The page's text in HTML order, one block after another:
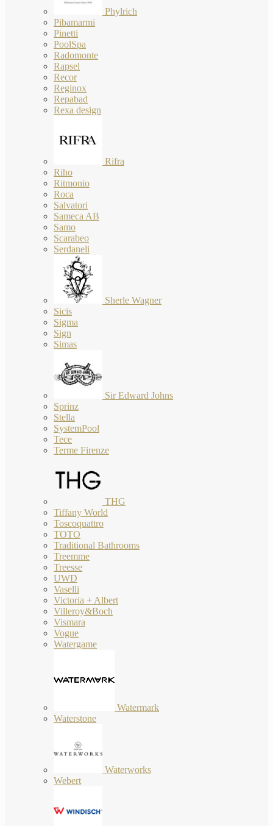
Phylrich
Pibamarmi
Pinetti
PoolSpa
Radomonte
Rapsel
Recor
Reginox
Repabad
Rexa design
Rifra
Riho
Ritmonio
Roca
Salvatori
Sameca AB
Samo
Scarabeo
Serdaneli
Sherle Wagner
Sicis
Sigma
Sign
Simas
Sir Edward Johns
Sprinz
Stella
SystemPool
Tece
Terme Firenze
THG
Tiffany World
Toscoquattro
TOTO
Traditional Bathrooms
Treemme
Treesse
UWD
Vaselli
Victoria + Albert
Villeroy&Boch
Vismara
Vogue
Watergame
Watermark
Waterstone
Waterworks
Webert